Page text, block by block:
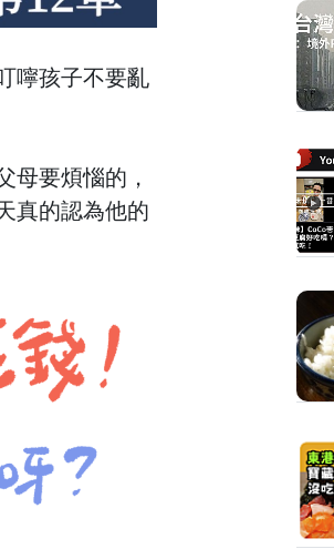
嚀孩子不要亂
母要煩惱的，
真的認為他的